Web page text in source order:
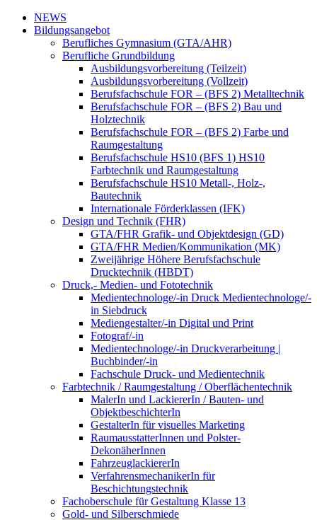
NEWS
Bildungsangebot
Berufliches Gymnasium (GTA/AHR)
Berufliche Grundbildung
Ausbildungsvorbereitung (Teilzeit)
Ausbildungsvorbereitung (Vollzeit)
Berufsfachschule FOR – (BFS 2) Metalltechnik
Berufsfachschule FOR – (BFS 2) Bau und
Holztechnik
Berufsfachschule FOR – (BFS 2) Farbe und
Raumgestaltung
Berufsfachschule HS10 (BFS 1) HS10
Farbtechnik und Raumgestaltung
Berufsfachschule HS10 Metall-, Holz-,
Bautechnik
Internationale Förderklassen (IFK)
Design und Technik (FHR)
GTA/FHR Grafik- und Objektdesign (GD)
GTA/FHR Medien/Kommunikation (MK)
Zweijährige Höhere Berufsfachschule
Drucktechnik (HBDT)
Druck,- Medien- und Fototechnik
Medientechnologe/-in Druck Medientechnologe/-
in Siebdruck
Mediengestalter/-in Digital und Print
Fotograf/-in
Medientechnologe/-in Druckverarbeitung |
Buchbinder/-in
Fachschule Druck- und Medientechnik
Farbtechnik / Raumgestaltung / Oberflächentechnik
MalerIn und LackiererIn / Bauten- und
ObjektbeschichterIn
GestalterIn für visuelles Marketing
RaumausstatterInnen und Polster-
DekonäherInnen
FahrzeuglackiererIn
VerfahrensmechanikerIn für
Beschichtungstechnik
Fachoberschule für Gestaltung Klasse 13
Gold- und Silberschmiede